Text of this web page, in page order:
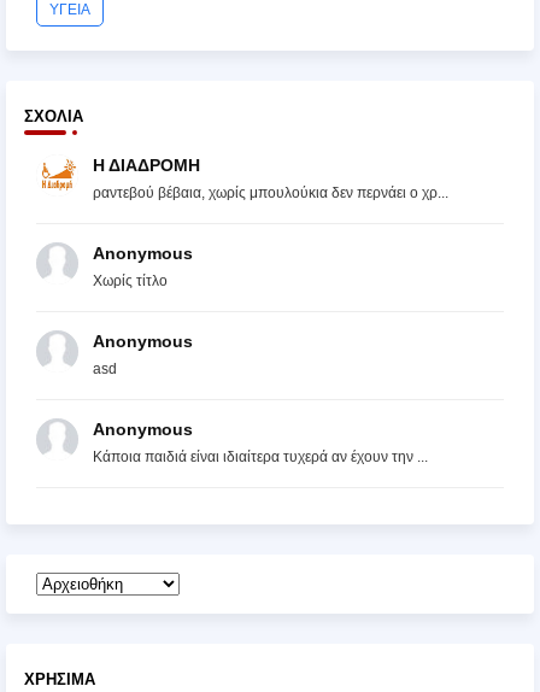
ΥΓΕΙΑ
ΣΧΌΛΙΑ
Η ΔΙΑΔΡΟΜΗ
ραντεβού βέβαια, χωρίς μπουλούκια δεν περνάει ο χρ...
Anonymous
Χωρίς τίτλο
Anonymous
asd
Anonymous
Κάποια παιδιά είναι ιδιαίτερα τυχερά αν έχουν την ...
ΧΡΉΣΙΜΑ